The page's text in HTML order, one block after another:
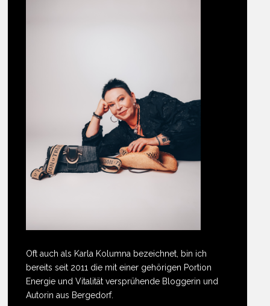
Oft auch als Karla Kolumna bezeichnet, bin ich
bereits seit 2011 die mit einer gehörigen Portion
Energie und Vitalität versprühende Bloggerin und
Autorin aus Bergedorf.